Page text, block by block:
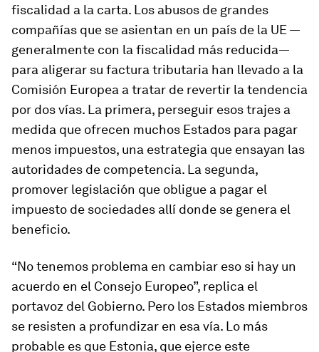
fiscalidad a la carta. Los abusos de grandes
compañías que se asientan en un país de la UE —
generalmente con la fiscalidad más reducida—
para aligerar su factura tributaria han llevado a la
Comisión Europea a tratar de revertir la tendencia
por dos vías. La primera, perseguir esos trajes a
medida que ofrecen muchos Estados para pagar
menos impuestos, una estrategia que ensayan las
autoridades de competencia. La segunda,
promover legislación que obligue a pagar el
impuesto de sociedades allí donde se genera el
beneficio.
“No tenemos problema en cambiar eso si hay un
acuerdo en el Consejo Europeo”, replica el
portavoz del Gobierno. Pero los Estados miembros
se resisten a profundizar en esa vía. Lo más
probable es que Estonia, que ejerce este